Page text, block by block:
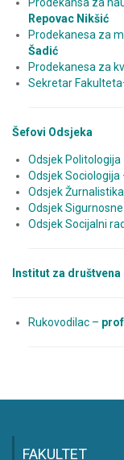
Repovac Nikšić
Prodekanesa za
Šadić
Prodekanesa za
Sekretar
Šefovi Odsjeka
Odsjek Politologija
Odsjek Sociologija
Odsjek
Odsjek
Odsjek Socijalni
Institut za
Rukovodilac –
FAKULTET